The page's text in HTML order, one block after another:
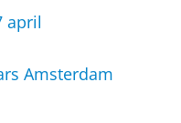
april
Amsterdam